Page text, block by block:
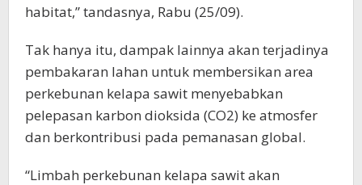
habitat,” tandasnya, Rabu (25/09).
Tak hanya itu, dampak lainnya akan terjadinya
pembakaran lahan untuk membersikan area
perkebunan kelapa sawit menyebabkan
pelepasan karbon dioksida (CO2) ke atmosfer
dan berkontribusi pada pemanasan global.
“Limbah perkebunan kelapa sawit akan